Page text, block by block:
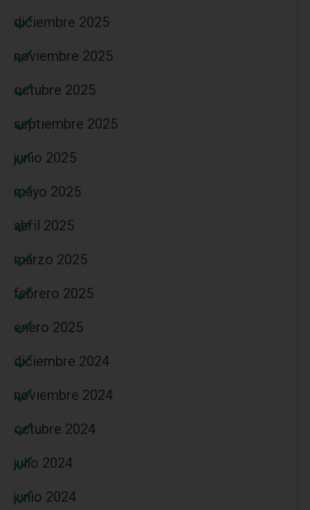
diciembre 2025
noviembre 2025
octubre 2025
septiembre 2025
junio 2025
mayo 2025
abril 2025
marzo 2025
febrero 2025
enero 2025
diciembre 2024
noviembre 2024
octubre 2024
julio 2024
junio 2024